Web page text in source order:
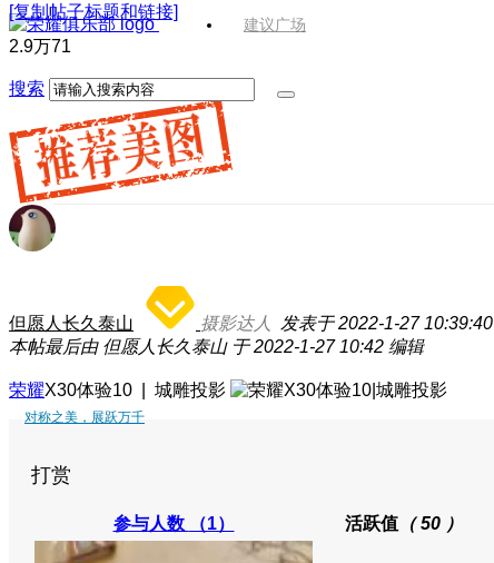
建议广场
搜索
[复制帖子标题和链接]
2.9万71
但愿人长久泰山 摄影达人 发表于 2022-1-27 10:39:40
本帖最后由 但愿人长久泰山 于 2022-1-27 10:42 编辑
荣耀X30体验10 | 城雕投影
对称之美，展跃万千
打赏
参与人数 （1） 活跃值（ 50 ）